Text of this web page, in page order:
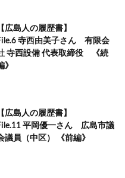
【広島人の履歴書】
寺西由美子さん 有限会
寺西設備 代表取締役 《続
》
【広島人の履歴書】
平岡優一さん 広島市議
議員（中区） 《前編》